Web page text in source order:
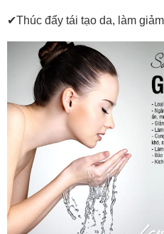
✔Thúc đẩy tái tạo da, làm